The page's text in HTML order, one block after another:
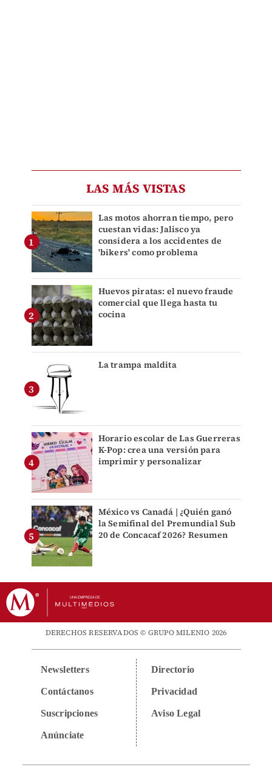
LAS MÁS VISTAS
Las motos ahorran tiempo, pero
cuestan vidas: Jalisco ya
considera a los accidentes de
'bikers' como problema
Huevos piratas: el nuevo fraude
comercial que llega hasta tu
cocina
La trampa maldita
Horario escolar de Las Guerreras
K-Pop: crea una versión para
imprimir y personalizar
México vs Canadá | ¿Quién ganó
la Semifinal del Premundial Sub
20 de Concacaf 2026? Resumen
DERECHOS RESERVADOS © GRUPO MILENIO 2026
Newsletters
Contáctanos
Suscripciones
Anúnciate
Directorio
Privacidad
Aviso Legal